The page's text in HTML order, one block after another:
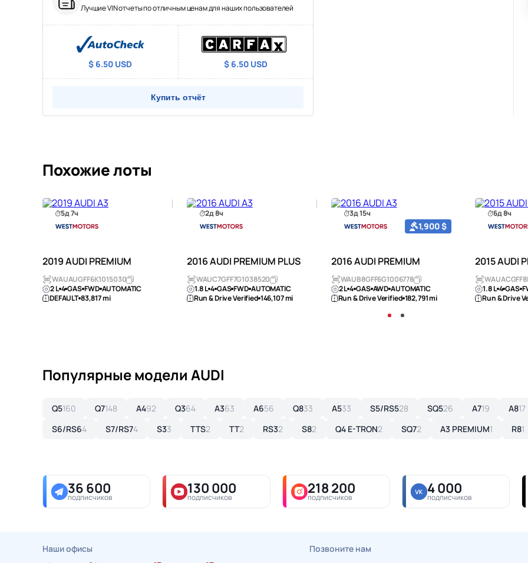
Лучшие VIN отчеты по отличным ценам для наших пользователей
$ 6.50 USD $ 6.50 USD
Купить отчёт
Похожие лоты
5д 7ч
2019 AUDI PREMIUM
WAUAUGFF6K1015030
2 L 4 GAS FWD AUTOMATIC
DEFAULT 83,817 mi
2д 8ч
2016 AUDI PREMIUM PLUS
WAUC7GFF7G1038520
1.8 L 4 GAS FWD AUTOMATIC
Run & Drive Verified 146,107 mi
3д 15ч
1,900 $
2016 AUDI PREMIUM
WAUB8GFF6G1006778
2 L 4 GAS AWD AUTOMATIC
Run & Drive Verified 182,791 mi
6д 8ч
2015 AUDI
1.8 L 4 GAS
Run & Drive
Популярные модели AUDI
Q5160 Q7148 A492 Q364 A363 A656 Q833 A533 S5/RS528 SQ526 A719 A817
S6/RS64 S7/RS74 S33 TTS2 TT2 RS32 S82 Q4 E-TRON2 SQ72 A3 PREMIUM1 R81
36 600
подписчиков
130 000
подписчиков
218 200
подписчиков
4 000
подписчиков
Наши офисы
Позвоните нам